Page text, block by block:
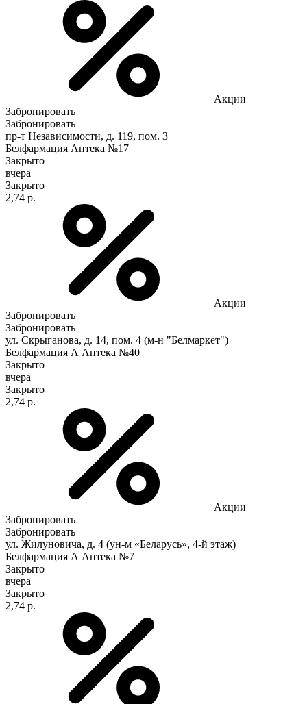
Акции
Забронировать
Забронировать
пр-т Независимости, д. 119, пом. 3
Белфармация Аптека №17
Закрыто
вчера
Закрыто
2,74 р.
Акции
Забронировать
Забронировать
ул. Скрыганова, д. 14, пом. 4 (м-н "Белмаркет")
Белфармация А Аптека №40
Закрыто
вчера
Закрыто
2,74 р.
Акции
Забронировать
Забронировать
ул. Жилуновича, д. 4 (ун-м «Беларусь», 4-й этаж)
Белфармация А Аптека №7
Закрыто
вчера
Закрыто
2,74 р.